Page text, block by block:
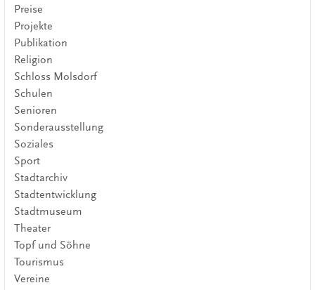
Preise
Projekte
Publikation
Religion
Schloss Molsdorf
Schulen
Senioren
Sonderausstellung
Soziales
Sport
Stadtarchiv
Stadtentwicklung
Stadtmuseum
Theater
Topf und Söhne
Tourismus
Vereine